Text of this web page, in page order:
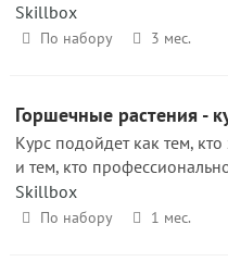
Skillbox
По набору 3 мес.
Горшечные растения -
Курс подойдет как тем,
и тем, кто
Skillbox
По набору 1 мес.